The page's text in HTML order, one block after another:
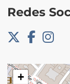
Redes
+